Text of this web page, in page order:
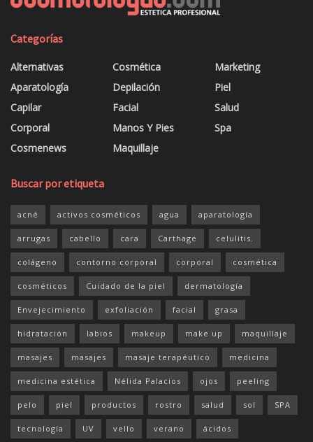
Categorías
Alternativas
Aparatología
Capilar
Corporal
Cosmenews
Cosmética
Depilación
Facial
Manos Y Pies
Maquillaje
Marketing
Piel
Salud
Spa
Buscar por etiqueta
acné activos cosméticos agua aparatología
arrugas cabello cara Carthage celulitis.
colágeno contorno corporal corporal cosmética
cosméticos Cuidado de la piel dermatología
Envejecimiento exfoliación facial grasa
hidratación labios makeup make up maquillaje
masajes masajes masaje terapéutico medicina
medicina estética Nélida Palacios ojos peeling
pelo piel productos rostro salud sol SPA
tecnología UV vello verano ácidos